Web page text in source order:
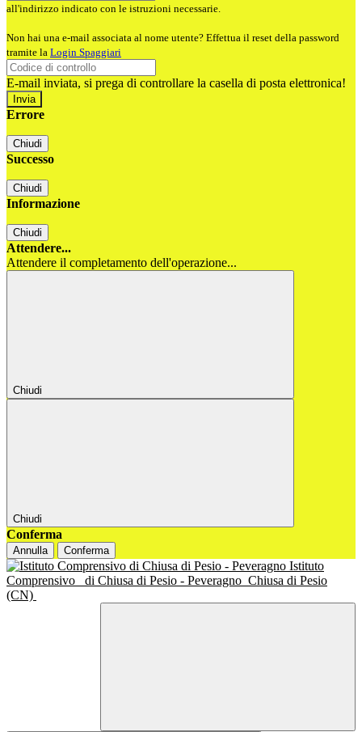
all'indirizzo indicato con le istruzioni necessarie.
Non hai una e-mail associata al nome utente? Effettua il reset della password
tramite la Login Spaggiari
E-mail inviata, si prega di controllare la casella di posta elettronica!
Errore
Chiudi
Successo
Chiudi
Informazione
Chiudi
Attendere...
Attendere il completamento dell'operazione...
Chiudi
Chiudi
Conferma
Annulla Conferma
Istituto
Comprensivo
di Chiusa di Pesio - Peveragno Chiusa di Pesio
(CN)